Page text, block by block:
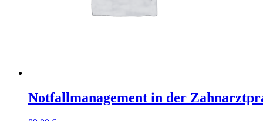
Notfallmanagement in der